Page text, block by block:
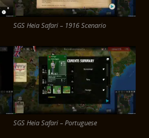
SGS Heia Safari – 1916 Scenario
SGS Heia Safari – Portuguese